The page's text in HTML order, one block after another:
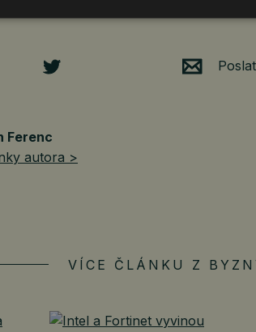
Ferenc
autora >
VÍCE ČLÁNKU Z